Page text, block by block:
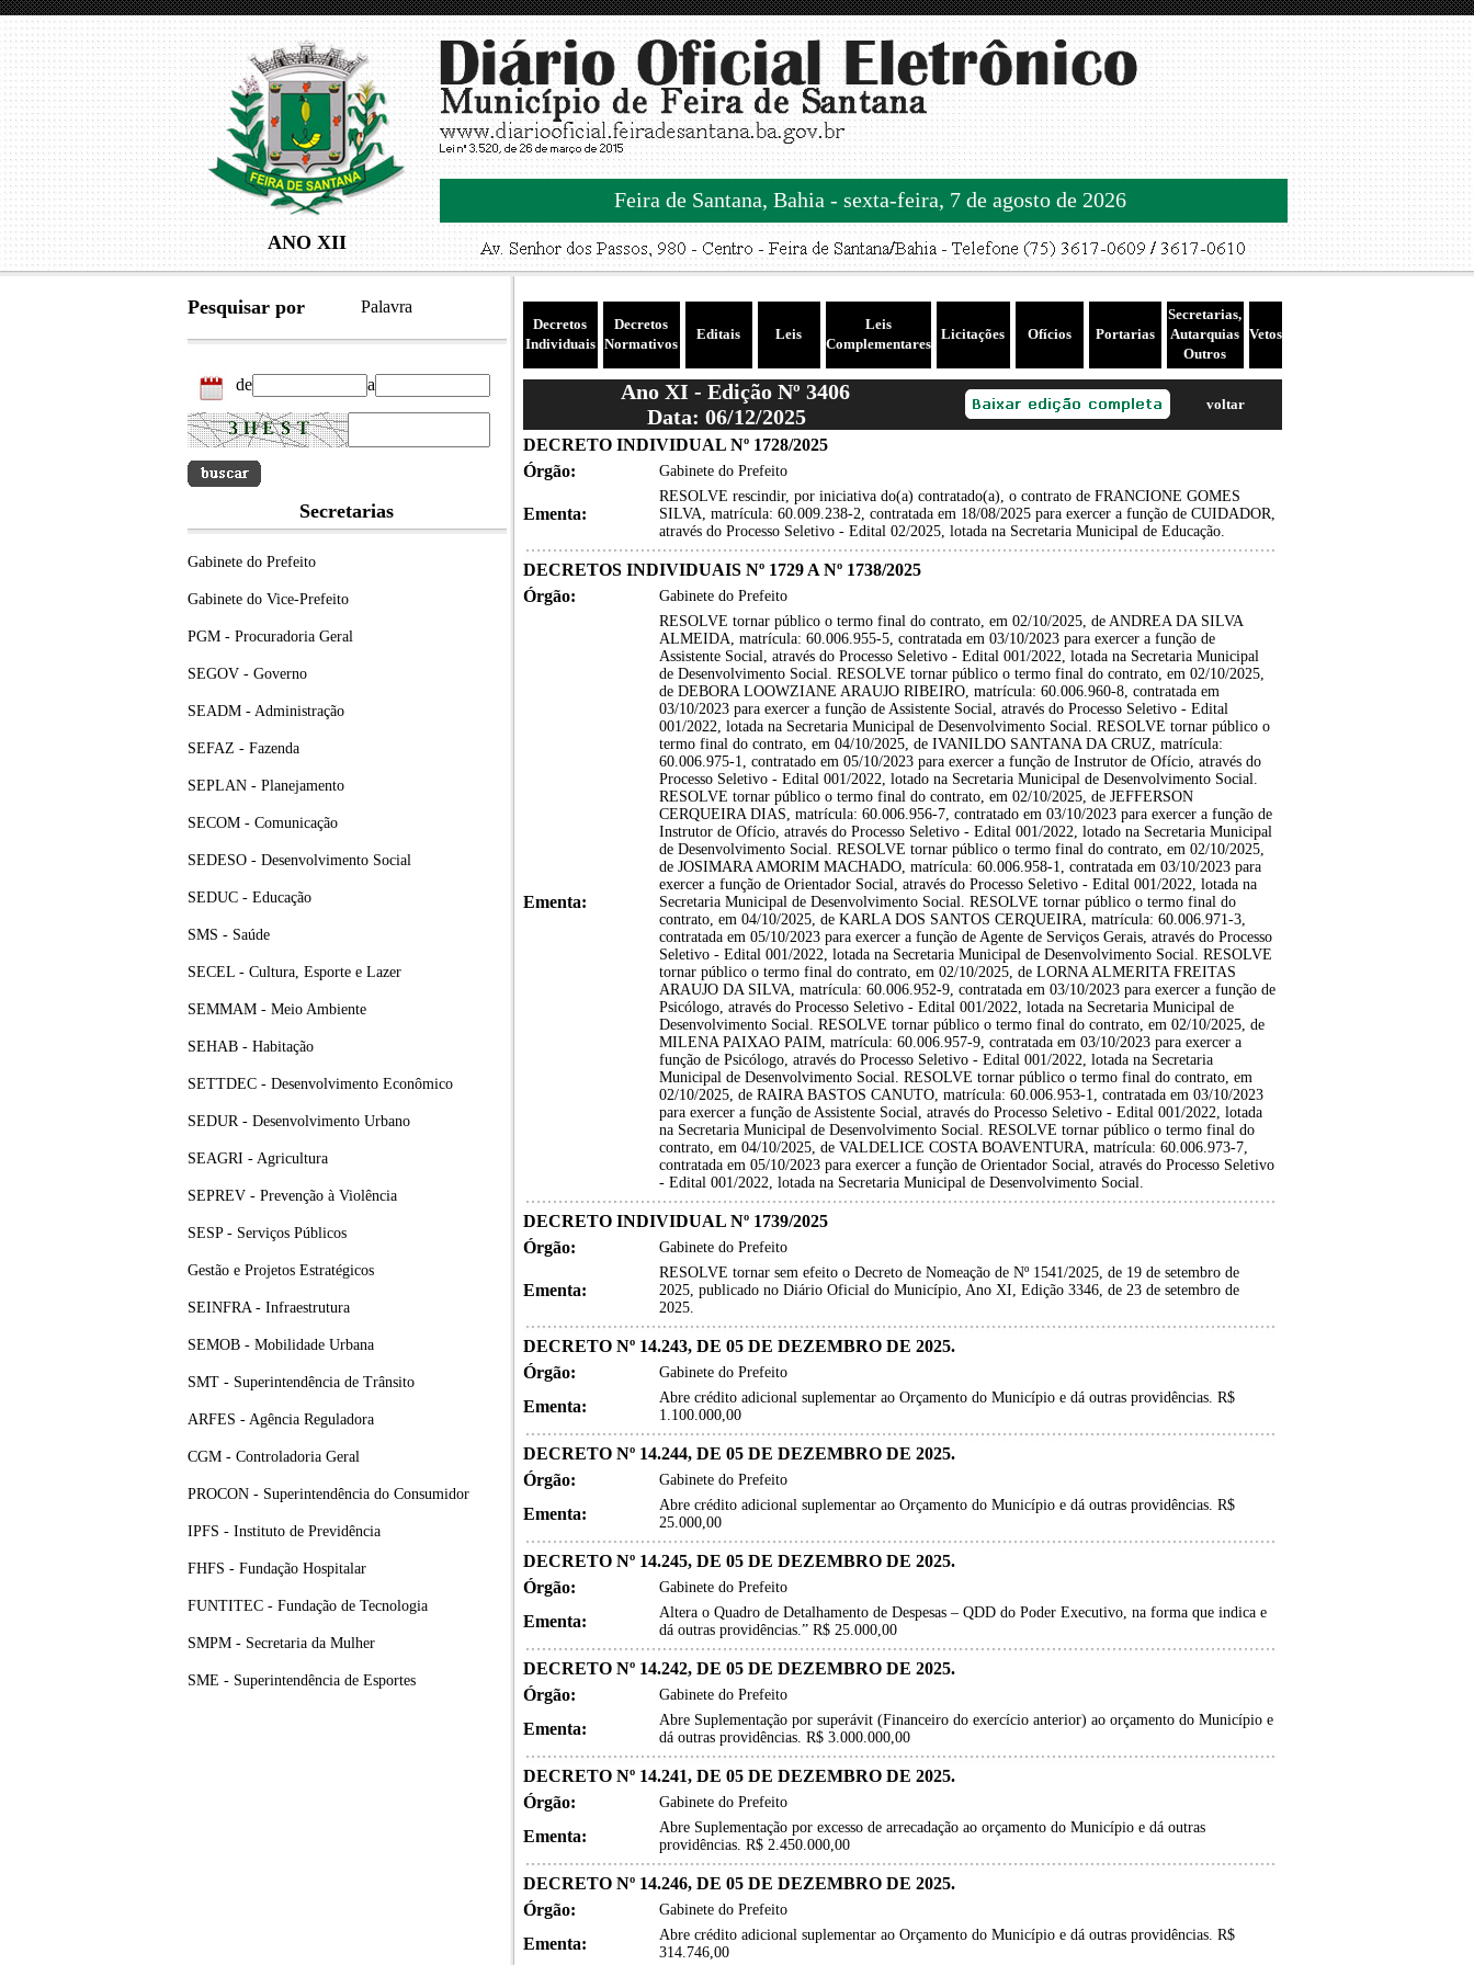
ANO XII
Feira de Santana, Bahia - sexta-feira, 7 de agosto de 2026
Pesquisar por Palavra
de a
Secretarias
Gabinete do Prefeito
Gabinete do Vice-Prefeito
PGM - Procuradoria Geral
SEGOV - Governo
SEADM - Administração
SEFAZ - Fazenda
SEPLAN - Planejamento
SECOM - Comunicação
SEDESO - Desenvolvimento Social
SEDUC - Educação
SMS - Saúde
SECEL - Cultura, Esporte e Lazer
SEMMAM - Meio Ambiente
SEHAB - Habitação
SETTDEC - Desenvolvimento Econômico
SEDUR - Desenvolvimento Urbano
SEAGRI - Agricultura
SEPREV - Prevenção à Violência
SESP - Serviços Públicos
Gestão e Projetos Estratégicos
SEINFRA - Infraestrutura
SEMOB - Mobilidade Urbana
SMT - Superintendência de Trânsito
ARFES - Agência Reguladora
CGM - Controladoria Geral
PROCON - Superintendência do Consumidor
IPFS - Instituto de Previdência
FHFS - Fundação Hospitalar
FUNTITEC - Fundação de Tecnologia
SMPM - Secretaria da Mulher
SME - Superintendência de Esportes
Decretos
Individuais
Decretos
Normativos
Editais Leis
Leis
Complementares
Licitações Ofícios Portarias
Secretarias,
Autarquias
Outros
Vetos
Ano XI - Edição Nº 3406
Data: 06/12/2025
voltar
DECRETO INDIVIDUAL Nº 1728/2025
Órgão:
Gabinete do Prefeito
Ementa:
RESOLVE rescindir, por iniciativa do(a) contratado(a), o contrato de FRANCIONE GOMES
SILVA, matrícula: 60.009.238-2, contratada em 18/08/2025 para exercer a função de CUIDADOR,
através do Processo Seletivo - Edital 02/2025, lotada na Secretaria Municipal de Educação.
DECRETOS INDIVIDUAIS Nº 1729 A Nº 1738/2025
Órgão:
Gabinete do Prefeito
Ementa:
RESOLVE tornar público o termo final do contrato, em 02/10/2025, de ANDREA DA SILVA
ALMEIDA, matrícula: 60.006.955-5, contratada em 03/10/2023 para exercer a função de
Assistente Social, através do Processo Seletivo - Edital 001/2022, lotada na Secretaria Municipal
de Desenvolvimento Social. RESOLVE tornar público o termo final do contrato, em 02/10/2025,
de DEBORA LOOWZIANE ARAUJO RIBEIRO, matrícula: 60.006.960-8, contratada em
03/10/2023 para exercer a função de Assistente Social, através do Processo Seletivo - Edital
001/2022, lotada na Secretaria Municipal de Desenvolvimento Social. RESOLVE tornar público o
termo final do contrato, em 04/10/2025, de IVANILDO SANTANA DA CRUZ, matrícula:
60.006.975-1, contratado em 05/10/2023 para exercer a função de Instrutor de Ofício, através do
Processo Seletivo - Edital 001/2022, lotado na Secretaria Municipal de Desenvolvimento Social.
RESOLVE tornar público o termo final do contrato, em 02/10/2025, de JEFFERSON
CERQUEIRA DIAS, matrícula: 60.006.956-7, contratado em 03/10/2023 para exercer a função de
Instrutor de Ofício, através do Processo Seletivo - Edital 001/2022, lotado na Secretaria Municipal
de Desenvolvimento Social. RESOLVE tornar público o termo final do contrato, em 02/10/2025,
de JOSIMARA AMORIM MACHADO, matrícula: 60.006.958-1, contratada em 03/10/2023 para
exercer a função de Orientador Social, através do Processo Seletivo - Edital 001/2022, lotada na
Secretaria Municipal de Desenvolvimento Social. RESOLVE tornar público o termo final do
contrato, em 04/10/2025, de KARLA DOS SANTOS CERQUEIRA, matrícula: 60.006.971-3,
contratada em 05/10/2023 para exercer a função de Agente de Serviços Gerais, através do Processo
Seletivo - Edital 001/2022, lotada na Secretaria Municipal de Desenvolvimento Social. RESOLVE
tornar público o termo final do contrato, em 02/10/2025, de LORNA ALMERITA FREITAS
ARAUJO DA SILVA, matrícula: 60.006.952-9, contratada em 03/10/2023 para exercer a função de
Psicólogo, através do Processo Seletivo - Edital 001/2022, lotada na Secretaria Municipal de
Desenvolvimento Social. RESOLVE tornar público o termo final do contrato, em 02/10/2025, de
MILENA PAIXAO PAIM, matrícula: 60.006.957-9, contratada em 03/10/2023 para exercer a
função de Psicólogo, através do Processo Seletivo - Edital 001/2022, lotada na Secretaria
Municipal de Desenvolvimento Social. RESOLVE tornar público o termo final do contrato, em
02/10/2025, de RAIRA BASTOS CANUTO, matrícula: 60.006.953-1, contratada em 03/10/2023
para exercer a função de Assistente Social, através do Processo Seletivo - Edital 001/2022, lotada
na Secretaria Municipal de Desenvolvimento Social. RESOLVE tornar público o termo final do
contrato, em 04/10/2025, de VALDELICE COSTA BOAVENTURA, matrícula: 60.006.973-7,
contratada em 05/10/2023 para exercer a função de Orientador Social, através do Processo Seletivo
- Edital 001/2022, lotada na Secretaria Municipal de Desenvolvimento Social.
DECRETO INDIVIDUAL Nº 1739/2025
Órgão:
Gabinete do Prefeito
Ementa:
RESOLVE tornar sem efeito o Decreto de Nomeação de Nº 1541/2025, de 19 de setembro de
2025, publicado no Diário Oficial do Município, Ano XI, Edição 3346, de 23 de setembro de
2025.
DECRETO Nº 14.243, DE 05 DE DEZEMBRO DE 2025.
Órgão:
Gabinete do Prefeito
Ementa:
Abre crédito adicional suplementar ao Orçamento do Município e dá outras providências. R$
1.100.000,00
DECRETO Nº 14.244, DE 05 DE DEZEMBRO DE 2025.
Órgão:
Gabinete do Prefeito
Ementa:
Abre crédito adicional suplementar ao Orçamento do Município e dá outras providências. R$
25.000,00
DECRETO Nº 14.245, DE 05 DE DEZEMBRO DE 2025.
Órgão:
Gabinete do Prefeito
Ementa:
Altera o Quadro de Detalhamento de Despesas – QDD do Poder Executivo, na forma que indica e
dá outras providências.” R$ 25.000,00
DECRETO Nº 14.242, DE 05 DE DEZEMBRO DE 2025.
Órgão:
Gabinete do Prefeito
Ementa:
Abre Suplementação por superávit (Financeiro do exercício anterior) ao orçamento do Município e
dá outras providências. R$ 3.000.000,00
DECRETO Nº 14.241, DE 05 DE DEZEMBRO DE 2025.
Órgão:
Gabinete do Prefeito
Ementa:
Abre Suplementação por excesso de arrecadação ao orçamento do Município e dá outras
providências. R$ 2.450.000,00
DECRETO Nº 14.246, DE 05 DE DEZEMBRO DE 2025.
Órgão:
Gabinete do Prefeito
Ementa:
Abre crédito adicional suplementar ao Orçamento do Município e dá outras providências. R$
314.746,00